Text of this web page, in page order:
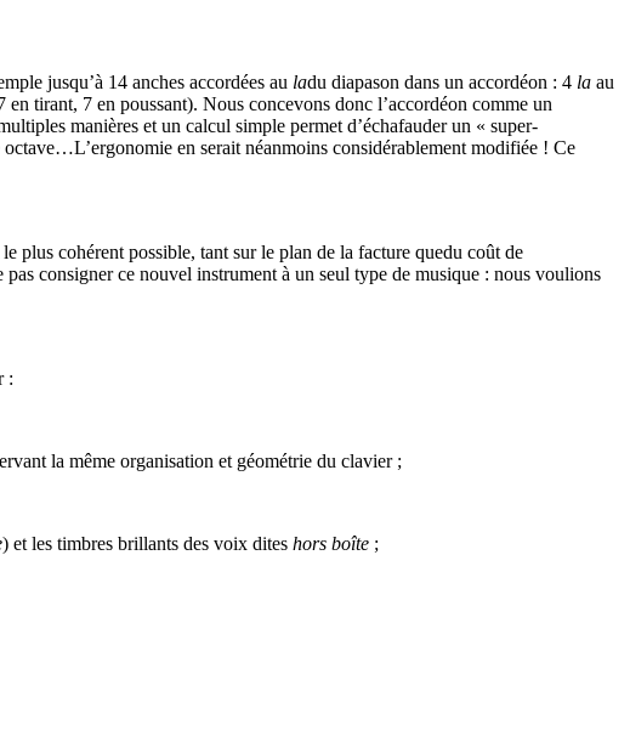
jusqu’à 14 anches accordées au ladu diapason dans un accordéon : 4 la au
tirant, 7 en poussant). Nous concevons donc l’accordéon comme un
manières et un calcul simple permet d’échafauder un « super-
en serait néanmoins considérablement modifiée ! Ce
plus cohérent possible, tant sur le plan de la facture quedu coût de
consigner ce nouvel instrument à un seul type de musique : nous voulions
:
la même organisation et géométrie du clavier ;
) et les timbres brillants des voix dites hors boîte ;